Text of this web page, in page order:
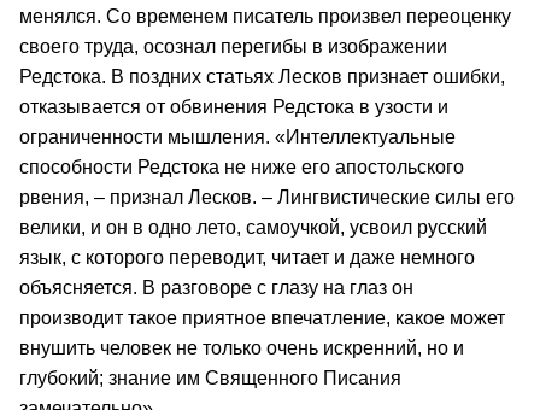
менялся. Со временем писатель произвел переоценку
своего труда, осознал перегибы в изображении
Редстока. В поздних статьях Лесков признает ошибки,
отказывается от обвинения Редстока в узости и
ограниченности мышления. «Интеллектуальные
способности Редстока не ниже его апостольского
рвения, – признал Лесков. – Лингвистические силы его
велики, и он в одно лето, самоучкой, усвоил русский
язык, с которого переводит, читает и даже немного
объясняется. В разговоре с глазу на глаз он
производит такое приятное впечатление, какое может
внушить человек не только очень искренний, но и
глубокий; знание им Священного Писания